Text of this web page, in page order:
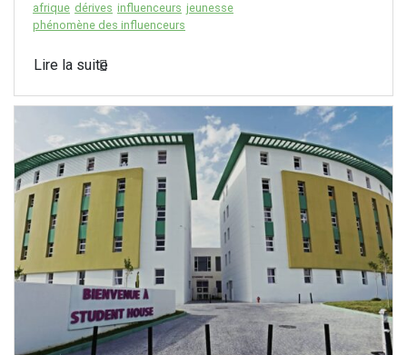
afrique dérives influenceurs jeunesse
phénomène des influenceurs
Lire la suite